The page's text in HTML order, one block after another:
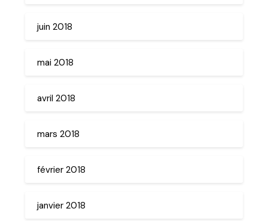
juin 2018
mai 2018
avril 2018
mars 2018
février 2018
janvier 2018